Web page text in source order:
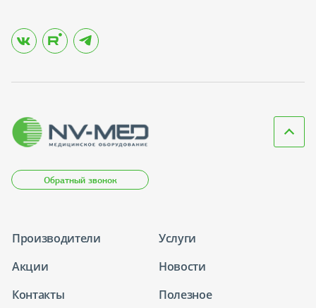
Обратный звонок
Производители
Услуги
Акции
Новости
Контакты
Полезное